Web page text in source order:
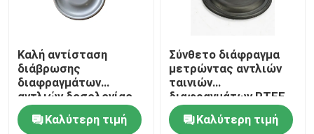
Καλή αντίσταση
διάβρωσης
διαφραγμάτων
αντλιών δοσολογίας
ελαστικότητας PTFE
EPDMΚαλύτερη τιμή
Σύνθετο διάφραγμα
μετρώντας αντλιών
ταινιών
διαφραγμάτων PTFE
EPDM
Καλύτερη τιμή